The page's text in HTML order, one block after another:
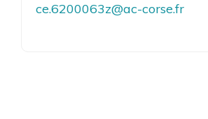
ce.6200063z@ac-corse.fr